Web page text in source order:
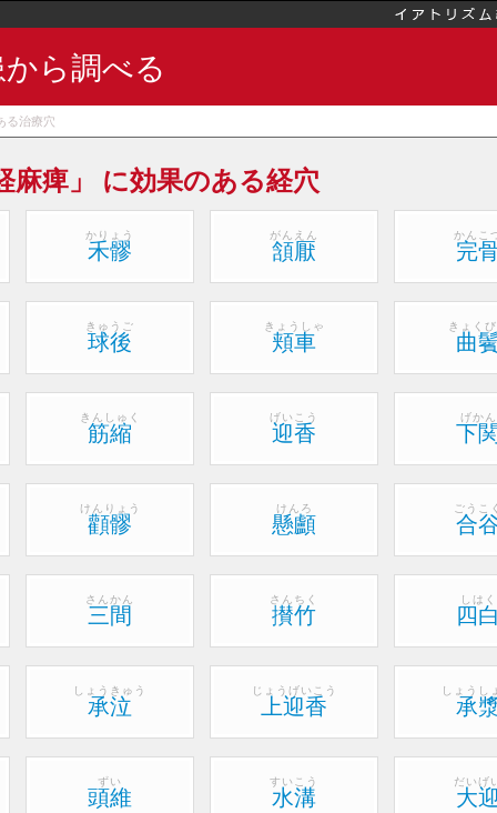
ら調べる
る治療穴
麻痺」 に効果のある経穴
禾髎
かりょう
頷厭
がんえん
完
かんこ
球後
きゅうご
頬車
きょうしゃ
曲
きょく
筋縮
きんしゅく
迎香
げいこう
下
げかん
顴髎
けんりょう
懸顱
けんろ
合
ごうこ
三間
さんかん
攅竹
さんちく
四
しはく
承泣
しょうきゅう
上迎香
じょうげいこう
承
しょうし
頭維
ずい
水溝
すいこう
大
だいげ